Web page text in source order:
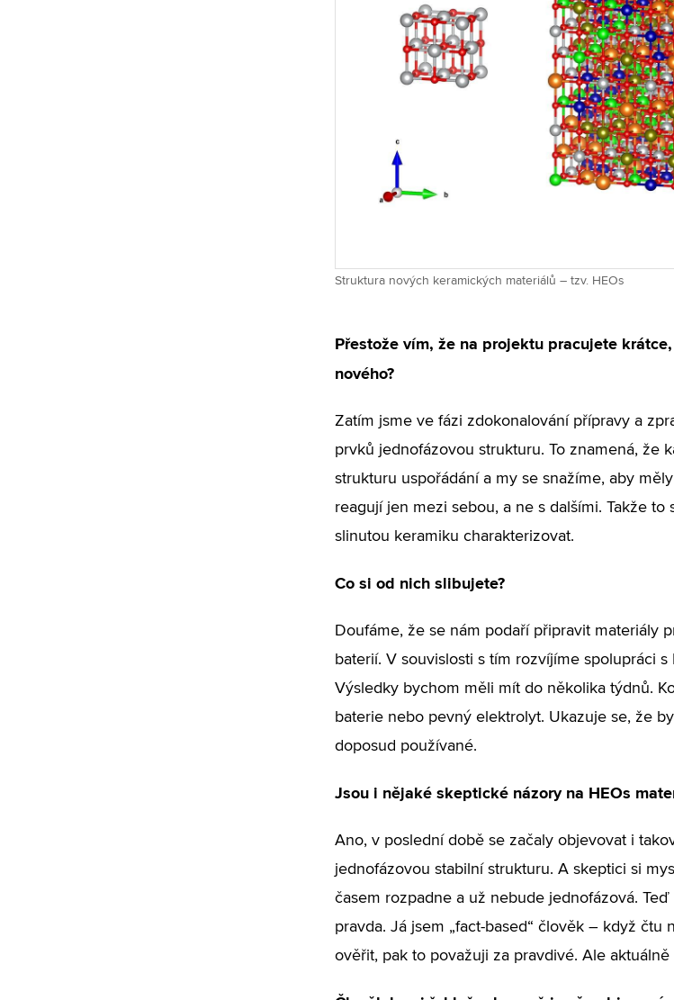
Struktura nových keramických materiálů – tzv. HEOs
Přestože vím, že na projektu pracujete
nového?
Zatím jsme ve fázi zdokonalování přípravy a
prvků jednofázovou strukturu. To znamená, že
strukturu uspořádání a my se snažíme, aby
reagují jen mezi sebou, a ne s dalšími. Takže
slinutou keramiku charakterizovat.
Co si od nich slibujete?
Doufáme, že se nám podaří připravit materiály
baterií. V souvislosti s tím rozvíjíme spolupráci
Výsledky bychom měli mít do několika týdnů.
baterie nebo pevný elektrolyt. Ukazuje se, že
doposud používané.
Jsou i nějaké skeptické názory na HEOs
Ano, v poslední době se začaly objevovat i
jednofázovou stabilní strukturu. A skeptici si
časem rozpadne a už nebude jednofázová.
pravda. Já jsem „fact-based“ člověk – když
ověřit, pak to považuji za pravdivé. Ale